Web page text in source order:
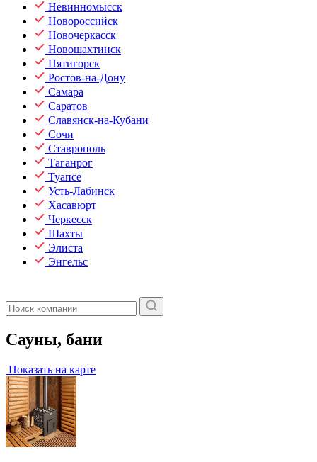
Невинномысск
Новороссийск
Новочеркасск
Новошахтинск
Пятигорск
Ростов-на-Дону
Самара
Саратов
Славянск-на-Кубани
Сочи
Ставрополь
Таганрог
Туапсе
Усть-Лабинск
Хасавюрт
Черкесск
Шахты
Элиста
Энгельс
Сауны, бани
Показать на карте